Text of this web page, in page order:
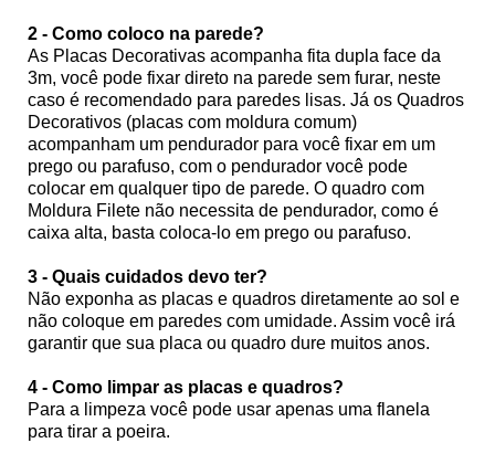
2 - Como coloco na parede?
As Placas Decorativas acompanha fita dupla face da
3m, você pode fixar direto na parede sem furar, neste
caso é recomendado para paredes lisas. Já os Quadros
Decorativos (placas com moldura comum)
acompanham um pendurador para você fixar em um
prego ou parafuso, com o pendurador você pode
colocar em qualquer tipo de parede. O quadro com
Moldura Filete não necessita de pendurador, como é
caixa alta, basta coloca-lo em prego ou parafuso.
3 - Quais cuidados devo ter?
Não exponha as placas e quadros diretamente ao sol e
não coloque em paredes com umidade. Assim você irá
garantir que sua placa ou quadro dure muitos anos.
4 - Como limpar as placas e quadros?
Para a limpeza você pode usar apenas uma flanela
para tirar a poeira.